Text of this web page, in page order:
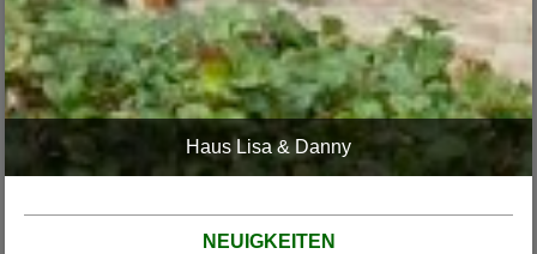
Haus Rottenegger
NEUIGKEITEN